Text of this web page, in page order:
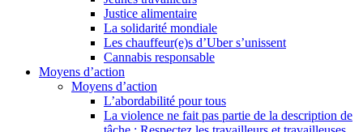
Justice alimentaire
La solidarité mondiale
Les chauffeur(e)s d’Uber s’unissent
Cannabis responsable
Moyens d’action
Moyens d’action
L’abordabilité pour tous
La violence ne fait pas partie de la description de